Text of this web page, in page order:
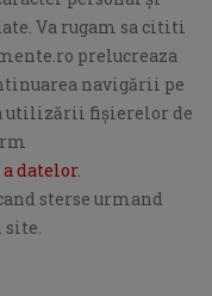
Va rugam sa cititi
prelucreaza
navigării pe
utilizării fişierelor de
datelor.
sterse urmand